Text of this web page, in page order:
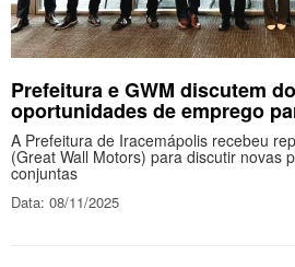
Prefeitura e GWM discutem
oportunidades de emprego
A Prefeitura de Iracemápolis recebeu
(Great Wall Motors) para discutir novas
conjuntas
Data: 08/11/2025